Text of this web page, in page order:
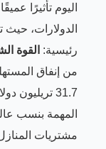
اليوم تأثيرًا
الدولارات،
رئيسية: القوة
من إنفاق
31.7